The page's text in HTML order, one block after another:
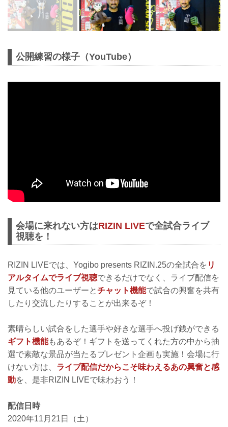
公開練習の様子（YouTube）
会場に来れない方はRIZIN LIVEで全試合ライブ
視聴を！
RIZIN LIVEでは、Yogibo presents RIZIN.25の全試合を リ
アルタイムでライブ視聴できるだけでなく、ライブ配信を
見ている他のユーザーとチャット機能で試合の興奮を共有
したり交流したりすることが出来るぞ！
素晴らしい試合をした選手や好きな選手へ投げ銭ができる
ギフト機能もあるぞ！ギフトを送ってくれた方の中から抽
選で素敵な景品が当たるプレゼント企画も実施！会場に行
けない方は、 ライブ配信だからこそ味わえるあの興奮と感
動を、是非RIZIN LIVEで味わおう！
配信日時
2020年11月21日（土）